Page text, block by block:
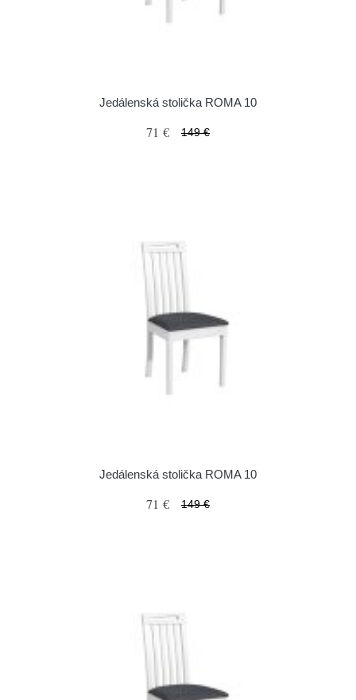
Jedálenská stolička ROMA 10
71 € 149 €
Jedálenská stolička ROMA 10
71 € 149 €